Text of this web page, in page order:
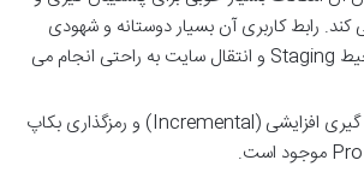
رابط کاربری آن بسیار دوستانه و شهودی
است. ساخت محیط Staging و انتقال سایت به راحتی انجام می
پشتیبان گیری افزایشی (Incremental) و رمزگذاری بکاپ